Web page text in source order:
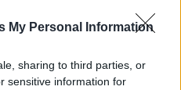
My Personal Information
sharing to third parties, or
sensitive information for
00:01:43
Seime: nuskambėjo
švente